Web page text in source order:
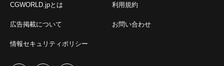
CGWORLD.jpとは 利用規約
広告掲載について お問い合わせ
情報セキュリティポリシー